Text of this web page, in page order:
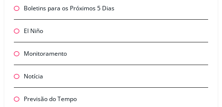
Boletins para os Próximos 5 Dias
El Niño
Monitoramento
Notícia
Previsão do Tempo